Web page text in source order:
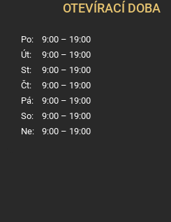
OTEVÍRACÍ DOBA
Po:
9:00 – 19:00
Út:
9:00 – 19:00
St:
9:00 – 19:00
Čt:
9:00 – 19:00
Pá:
9:00 – 19:00
So:
9:00 – 19:00
Ne:
9:00 – 19:00